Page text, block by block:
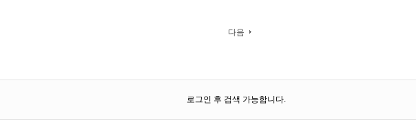
다음
로그인 후 검색 가능합니다.